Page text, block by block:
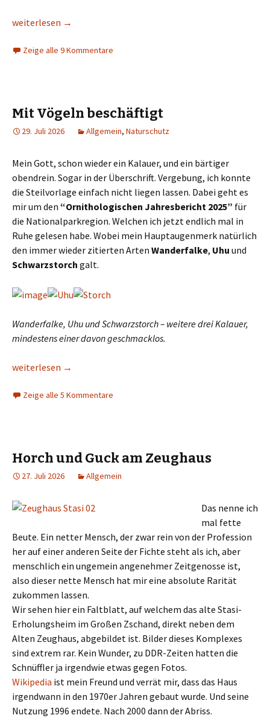
Gott ist ein Arschloch
weiterlesen →
Zeige alle 9 Kommentare
Mit Vögeln beschäftigt
29. Juli 2026 Allgemein, Naturschutz
Mein Gott, schon wieder ein Kalauer, und ein bärtiger
obendrein. Sogar in der Überschrift. Vergebung, ich konnte
die Steilvorlage einfach nicht liegen lassen. Dabei geht es
mir um den “Ornithologischen Jahresbericht 2025” für
die Nationalparkregion. Welchen ich jetzt endlich mal in
Ruhe gelesen habe. Wobei mein Hauptaugenmerk natürlich
den immer wieder zitierten Arten Wanderfalke, Uhu und
Schwarzstorch galt.
Wanderfalke, Uhu und Schwarzstorch – weitere drei Kalauer,
mindestens einer davon geschmacklos.
Mit Vögeln beschäftigt
weiterlesen →
Zeige alle 5 Kommentare
Horch und Guck am Zeughaus
27. Juli 2026 Allgemein
Das nenne ich
mal fette
Beute. Ein netter Mensch, der zwar rein von der Profession
her auf einer anderen Seite der Fichte steht als ich, aber
menschlich ein ungemein angenehmer Zeitgenosse ist,
also dieser nette Mensch hat mir eine absolute Rarität
zukommen lassen.
Wir sehen hier ein Faltblatt, auf welchem das alte Stasi-
Erholungsheim im Großen Zschand, direkt neben dem
Alten Zeughaus, abgebildet ist. Bilder dieses Komplexes
sind extrem rar. Kein Wunder, zu DDR-Zeiten hatten die
Schnüffler ja irgendwie etwas gegen Fotos.
Wikipedia ist mein Freund und verrät mir, dass das Haus
irgendwann in den 1970er Jahren gebaut wurde. Und seine
Nutzung 1996 endete. Nach 2000 dann der Abriss.